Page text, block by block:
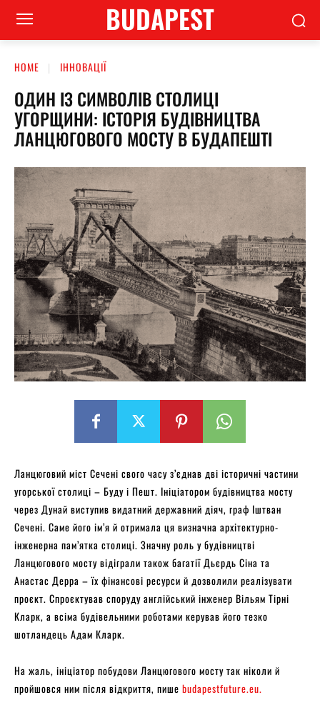
BUDAPEST
HOME ІННОВАЦІЇ
ОДИН ІЗ СИМВОЛІВ СТОЛИЦІ
УГОРЩИНИ: ІСТОРІЯ БУДІВНИЦТВА
ЛАНЦЮГОВОГО МОСТУ В БУДАПЕШТІ
Ланцюговий міст Сечені свого часу з’єднав дві історичні частини
угорської столиці – Буду і Пешт. Ініціатором будівництва мосту
через Дунай виступив видатний державний діяч, граф Іштван
Сечені. Саме його ім’я й отримала ця визначна архітектурно-
інженерна пам’ятка столиці. Значну роль у будівництві
Ланцюгового мосту відіграли також багатії Дьєрдь Сіна та
Анастас Дерра – їх фінансові ресурси й дозволили реалізувати
проєкт. Спроєктував споруду англійський інженер Вільям Тірні
Кларк, а всіма будівельними роботами керував його тезко
шотландець Адам Кларк.
На жаль, ініціатор побудови Ланцюгового мосту так ніколи й
пройшовся ним після відкриття, пише budapestfuture.eu.